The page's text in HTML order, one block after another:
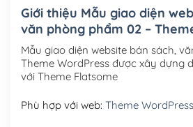
Tên miền quốc tế .com .net .org
Tên miền Việt Nam .vn (1 năm)
Hosting 2GB SSD (1 năm)
Hosting 5GB SSD (1 năm)
Giới thiệu Mẫu giao diện
văn phòng phẩm 02 –
Mẫu giao diện website bán sách,
Theme WordPress được xây dựng
với Theme Flatsome
Phù hợp với web: Theme WordPress